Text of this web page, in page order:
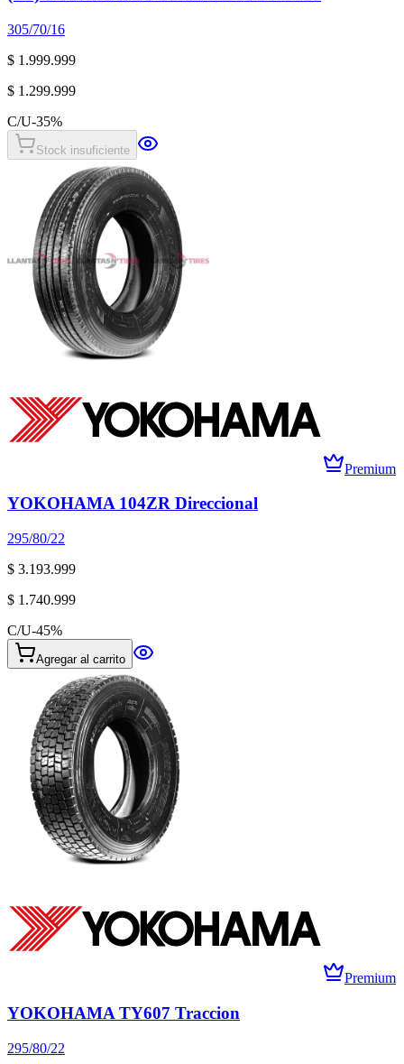
305/70/16
$ 1.999.999
$ 1.299.999
C/U-35%
Stock insuficiente
Premium
YOKOHAMA 104ZR Direccional
295/80/22
$ 3.193.999
$ 1.740.999
C/U-45%
Agregar al carrito
Premium
YOKOHAMA TY607 Traccion
295/80/22